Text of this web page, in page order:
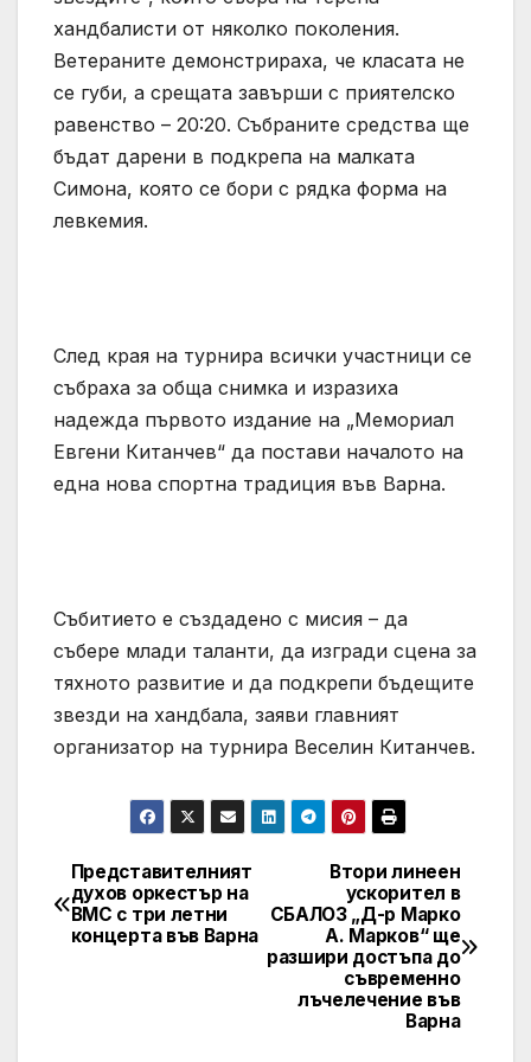
хандбалисти от няколко поколения.
Ветераните демонстрираха, че класата не
се губи, а срещата завърши с приятелско
равенство – 20:20. Събраните средства ще
бъдат дарени в подкрепа на малката
Симона, която се бори с рядка форма на
левкемия.
След края на турнира всички участници се
събраха за обща снимка и изразиха
надежда първото издание на „Мемориал
Евгени Китанчев“ да постави началото на
една нова спортна традиция във Варна.
Събитието е създадено с мисия – да
събере млади таланти, да изгради сцена за
тяхното развитие и да подкрепи бъдещите
звезди на хандбала, заяви главният
организатор на турнира Веселин Китанчев.
Post
navigation
Втори линеен
ускорител в
СБАЛОЗ „Д-р Марко
А. Марков“ ще
разшири достъпа до
съвременно
лъчелечение във
Варна
Представителният
духов оркестър на
ВМС с три летни
концерта във Варна